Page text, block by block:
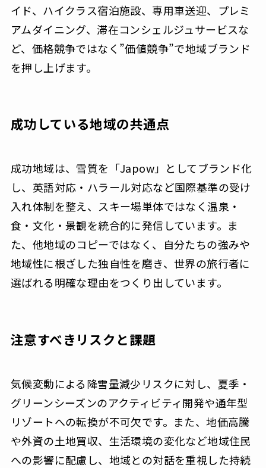
イド、ハイクラス宿泊施設、専用車送迎、プレミ
アムダイニング、滞在コンシェルジュサービスな
ど、価格競争ではなく”価値競争”で地域ブランド
を押し上げます。
成功している地域の共通点
成功地域は、雪質を「Japow」としてブランド化
し、英語対応・ハラール対応など国際基準の受け
入れ体制を整え、スキー場単体ではなく温泉・
食・文化・景観を統合的に発信しています。ま
た、他地域のコピーではなく、自分たちの強みや
地域性に根ざした独自性を磨き、世界の旅行者に
選ばれる明確な理由をつくり出しています。
注意すべきリスクと課題
気候変動による降雪量減少リスクに対し、夏季・
グリーンシーズンのアクティビティ開発や通年型
リゾートへの転換が不可欠です。また、地価高騰
や外資の土地買収、生活環境の変化など地域住民
への影響に配慮し、地域との対話を重視した持続